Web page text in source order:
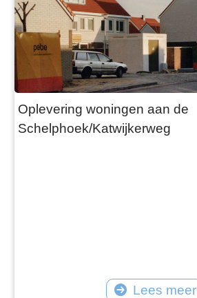
Oplevering woningen aan de
Schelphoek/Katwijkerweg
Lees meer